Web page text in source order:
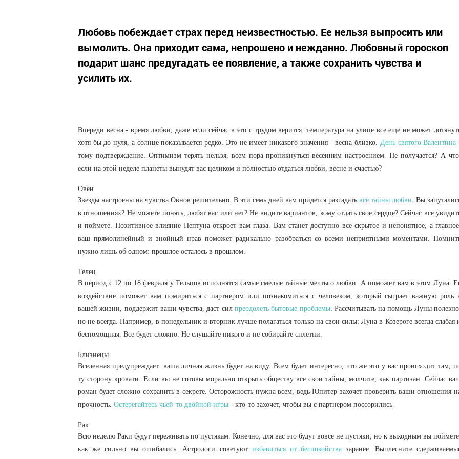
Любовь побеждает страх перед неизвестностью. Ее нельзя выпросить или
вымолить. Она приходит сама, непрошено и нежданно. Любовный гороскоп
подарит шанс предугадать ее появление, а также сохранить чувства и
усилить их.
Впереди весна - время любви, даже если сейчас в это с трудом верится: температура на улице все еще не может
хотя бы до нуля, а солнце показывается редко. Это не имеет никакого значения - весна близко. День святого Валентина
тому подтверждение. Оптимизм терять нельзя, всем пора проникнуться весенним настроением. Не получается? А
если на этой неделе планеты вынудят вас целиком и полностью отдаться любви, весне и счастью?
Овен
Звезды настроены на чувства Овнов решительно. В эти семь дней вам придется разгадать все тайны любви. Вы
в отношениях? Не можете понять, любят вас или нет? Не видите вариантов, кому отдать свое сердце? Сейчас все
и поймете. Позитивное влияние Нептуна откроет вам глаза. Вам станет доступно все скрытое и непонятное, а
ваш прямолинейный и знойный нрав поможет радикально разобраться со всеми неприятными моментами.
нужно лишь об одном: прошлое осталось в прошлом.
Телец
В период с 12 по 18 февраля у Тельцов исполнятся самые смелые тайные мечты о любви. А поможет вам в этом Луна.
воздействие поможет вам помириться с партнером или познакомиться с человеком, который сыграет важную роль
вашей жизни, поддержит ваши чувства, даст сил преодолеть бытовые проблемы. Рассчитывать на помощь Луны
но не всегда. Например, в понедельник и вторник лучше полагаться только на свои силы: Луна в Козероге всегда слабая
беспомощная. Все будет сложно. Не слушайте никого и не собирайте сплетни.
Близнецы
Вселенная предупреждает: ваша личная жизнь будет на виду. Всем будет интересно, что же это у вас происходит там,
ту сторону кровати. Если вы не готовы морально открыть обществу все свои тайны, молчите, как партизан. Сейчас
роман будет сложно сохранить в секрете. Осторожность нужна всем, ведь Юпитер захочет проверить ваши отношения
прочность. Остерегайтесь чьей-то двойной игры - кто-то захочет, чтобы вы с партнером поссорились.
Рак
Всю неделю Раки будут переживать по пустякам. Конечно, для вас это будут вовсе не пустяки, но к выходным вы
как же сильно вы ошибались. Астрологи советуют избавиться от беспокойствазаранее. Выплесните